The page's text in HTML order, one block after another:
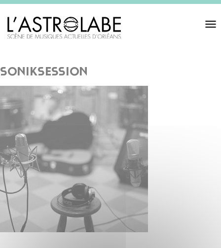
Toggle
soniksession